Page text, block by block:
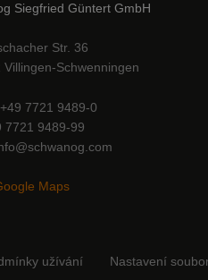
Siegfried Güntert GmbH
Str. 36
Villingen-Schwenningen
+49 7721 9489-0
7721 9489-99
Maps
užívání Nastavení